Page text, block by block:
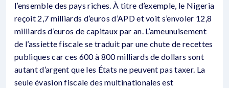
l’ensemble des pays riches. À titre d’exemple, le Nigeria
reçoit 2,7 milliards d’euros d’APD et voit s’envoler 12,8
milliards d’euros de capitaux par an. L’ameunuisement
de l’assiette fiscale se traduit par une chute de recettes
publiques car ces 600 à 800 milliards de dollars sont
autant d’argent que les États ne peuvent pas taxer. La
seule évasion fiscale des multinationales est